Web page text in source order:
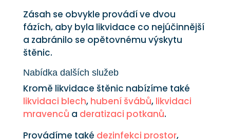
Zásah se obvykle provádí ve dvou
fázích, aby byla likvidace co nejúčinnější
a zabránilo se opětovnému výskytu
štěnic.
Nabídka dalších služeb
Kromě likvidace štěnic nabízíme také
likvidaci blech, hubení švábů, likvidaci
mravenců a deratizaci potkanů.
Provádíme také dezinfekci prostor,